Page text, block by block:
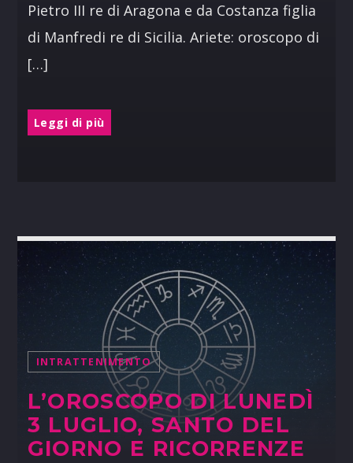
Pietro III re di Aragona e da Costanza figlia
di Manfredi re di Sicilia. Ariete: oroscopo di
[…]
Leggi di più
INTRATTENIMENTO
L’OROSCOPO DI LUNEDÌ
3 LUGLIO, SANTO DEL
GIORNO E RICORRENZE